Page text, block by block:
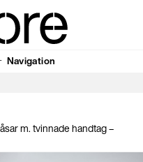
Navigation
m. tvinnade handtag –